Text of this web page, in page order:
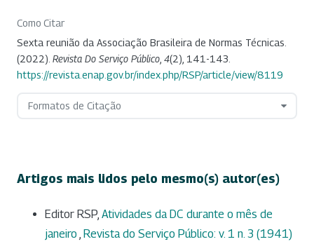
Como Citar
Sexta reunião da Associação Brasileira de Normas Técnicas.
(2022). Revista Do Serviço Público 4(2), 141-143.
https://revista.enap.gov.br/index.php/RSP/article/view/8119
Formatos de Citação
Artigos mais lidos pelo mesmo(s) autor(es)
Editor RSP, Atividades da DC durante o mês de
janeiro , Revista do Serviço Público: v. 1 n. 3 (1941)